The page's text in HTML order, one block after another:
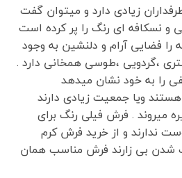
زیادی دارد و میتوان گفت
و نسکافه ای رنگ را پر کرده است
فضایی آرام و دلنشین به وجود
،گردویی ،طوسی همخانی دارد .
را به خود نشان میدهد
ویا جمعیت زیادی دارند
میروند . فرش فیلی رنگ برای
ندارند و از خرید فرش کرم
شدن بی زارند فرش مناسب همان